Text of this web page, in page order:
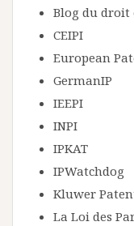
Blog du droit
CEIPI
European
GermanIP
IEEPI
INPI
IPKAT
IPWatchdog
Kluwer
La Loi des